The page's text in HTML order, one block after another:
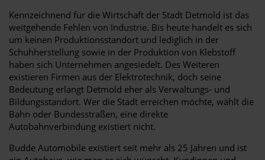
Kennzeichnend für die Wirtschaft der Stadt Detmold ist das
weitgehende Fehlen von Industrie. Bis heute handelt es sich
um keinen Produktionsstandort und lediglich in der
Schuhherstellung sowie in der Produktion von Klebstoff
haben sich Unternehmen angesiedelt. Des Weiteren
existieren Firmen aus der Elektrotechnik, doch seine
Bedeutung erlangt Detmold eher als Verwaltungs- und
Bildungsstandort. Wer die Stadt erreichen möchte, wählt die
Bahn oder Bundesstraßen, eine direkte
Autobahnverbindung existiert nicht.
Budde Automobile existiert seit mehr als 25 Jahren und ist